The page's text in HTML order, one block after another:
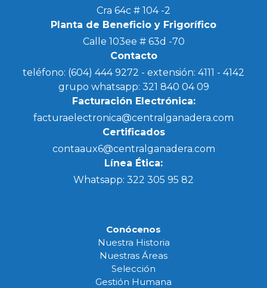
Cra 64c # 104 -2
Planta de Beneficio y Frigorífico
Calle 103ee # 63d -70
Contacto
teléfono: (604) 444 9272 - extensión: 4111 - 4142
grupo whatsapp: 321 840 04 09
Facturación Electrónica:
facturaelectronica@centralganadera.com
Certificados
contaaux6@centralganadera.com
Línea Ética:
Whatsapp: 322 305 95 82
Conócenos
Nuestra Historia
Nuestras Áreas
Selección
Gestión Humana